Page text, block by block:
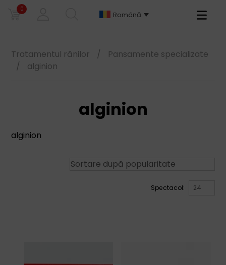
0
Română
Primary
Tratamentul rănilor /
Pansamente specializate
/
alginion
alginion
alginion
Spectacol: